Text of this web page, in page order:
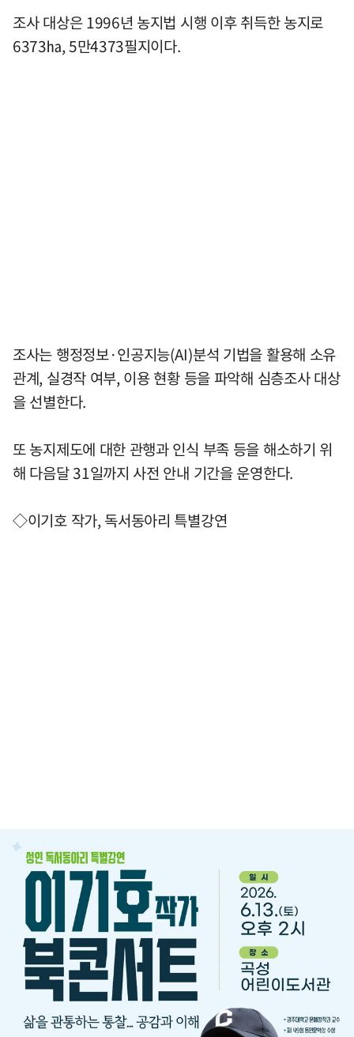
조사 대상은 1996년 농지법 시행 이후 취득한 농지로
6373㏊, 5만4373필지이다.
조사는 행정정보·인공지능(AI)분석 기법을 활용해 소유
관계, 실경작 여부, 이용 현황 등을 파악해 심층조사 대상
을 선별한다.
또 농지제도에 대한 관행과 인식 부족 등을 해소하기 위
해 다음달 31일까지 사전 안내 기간을 운영한다.
◇이기호 작가, 독서동아리 특별강연